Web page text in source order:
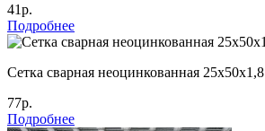
41р.
Подробнее
Сетка сварная неоцинкованная 25х50х1,8
77р.
Подробнее